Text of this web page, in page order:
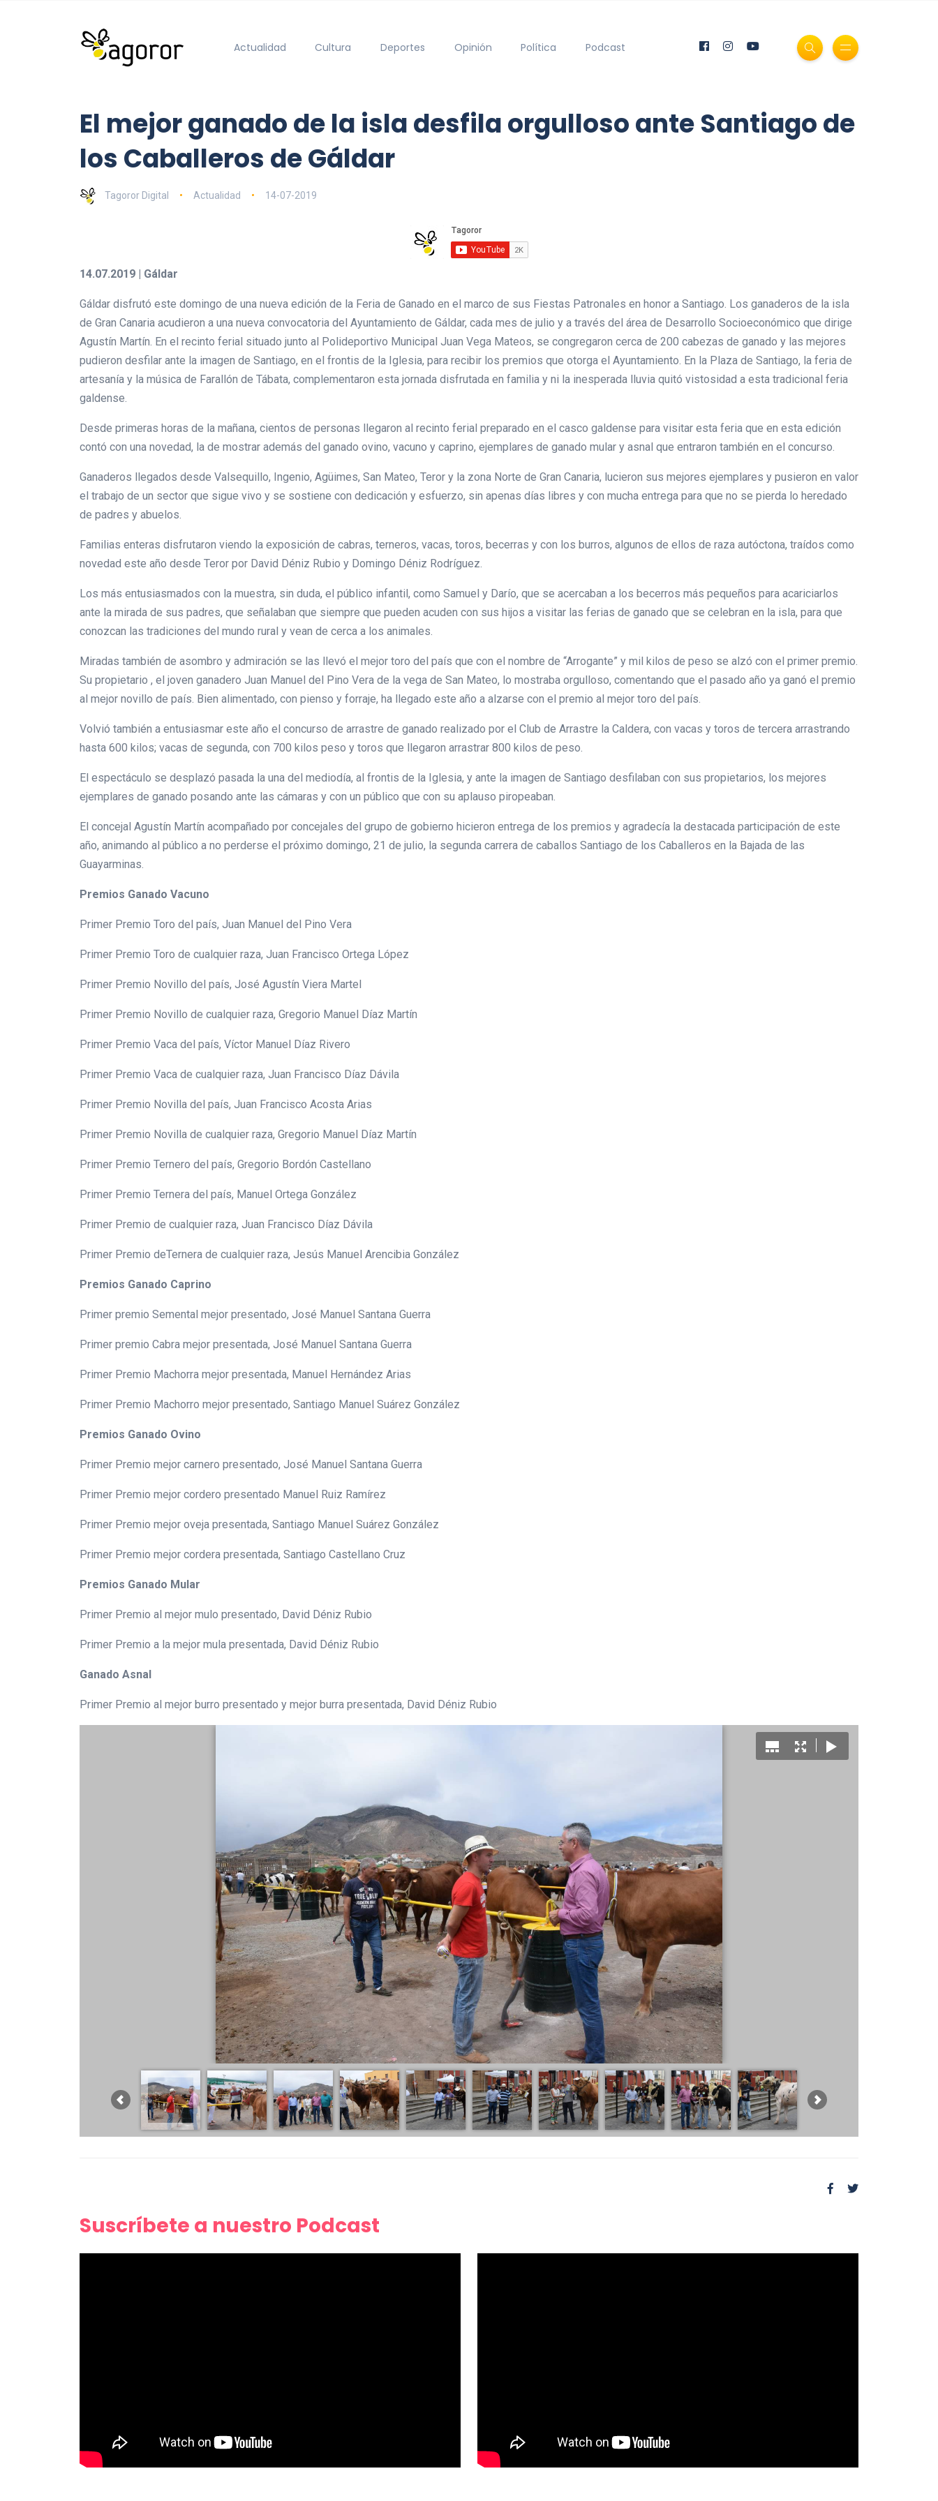
Actualidad Cultura Deportes Opinión Política Podcast
El mejor ganado de la isla desfila orgulloso ante Santiago de
los Caballeros de Gáldar
Tagoror Digital Actualidad 14-07-2019
14.07.2019 | Gáldar
Gáldar disfrutó este domingo de una nueva edición de la Feria de Ganado en el marco de sus Fiestas Patronales en honor a Santiago. Los ganaderos de la isla
de Gran Canaria acudieron a una nueva convocatoria del Ayuntamiento de Gáldar, cada mes de julio y a través del área de Desarrollo Socioeconómico que dirige
Agustín Martín. En el recinto ferial situado junto al Polideportivo Municipal Juan Vega Mateos, se congregaron cerca de 200 cabezas de ganado y las mejores
pudieron desfilar ante la imagen de Santiago, en el frontis de la Iglesia, para recibir los premios que otorga el Ayuntamiento. En la Plaza de Santiago, la feria de
artesanía y la música de Farallón de Tábata, complementaron esta jornada disfrutada en familia y ni la inesperada lluvia quitó vistosidad a esta tradicional feria
galdense.
Desde primeras horas de la mañana, cientos de personas llegaron al recinto ferial preparado en el casco galdense para visitar esta feria que en esta edición
contó con una novedad, la de mostrar además del ganado ovino, vacuno y caprino, ejemplares de ganado mular y asnal que entraron también en el concurso.
Ganaderos llegados desde Valsequillo, Ingenio, Agüimes, San Mateo, Teror y la zona Norte de Gran Canaria, lucieron sus mejores ejemplares y pusieron en valor
el trabajo de un sector que sigue vivo y se sostiene con dedicación y esfuerzo, sin apenas días libres y con mucha entrega para que no se pierda lo heredado
de padres y abuelos.
Familias enteras disfrutaron viendo la exposición de cabras, terneros, vacas, toros, becerras y con los burros, algunos de ellos de raza autóctona, traídos como
novedad este año desde Teror por David Déniz Rubio y Domingo Déniz Rodríguez.
Los más entusiasmados con la muestra, sin duda, el público infantil, como Samuel y Darío, que se acercaban a los becerros más pequeños para acariciarlos
ante la mirada de sus padres, que señalaban que siempre que pueden acuden con sus hijos a visitar las ferias de ganado que se celebran en la isla, para que
conozcan las tradiciones del mundo rural y vean de cerca a los animales.
Miradas también de asombro y admiración se las llevó el mejor toro del país que con el nombre de “Arrogante” y mil kilos de peso se alzó con el primer premio.
Su propietario , el joven ganadero Juan Manuel del Pino Vera de la vega de San Mateo, lo mostraba orgulloso, comentando que el pasado año ya ganó el premio
al mejor novillo de país. Bien alimentado, con pienso y forraje, ha llegado este año a alzarse con el premio al mejor toro del país.
Volvió también a entusiasmar este año el concurso de arrastre de ganado realizado por el Club de Arrastre la Caldera, con vacas y toros de tercera arrastrando
hasta 600 kilos; vacas de segunda, con 700 kilos peso y toros que llegaron arrastrar 800 kilos de peso.
El espectáculo se desplazó pasada la una del mediodía, al frontis de la Iglesia, y ante la imagen de Santiago desfilaban con sus propietarios, los mejores
ejemplares de ganado posando ante las cámaras y con un público que con su aplauso piropeaban.
El concejal Agustín Martín acompañado por concejales del grupo de gobierno hicieron entrega de los premios y agradecía la destacada participación de este
año, animando al público a no perderse el próximo domingo, 21 de julio, la segunda carrera de caballos Santiago de los Caballeros en la Bajada de las
Guayarminas.
Premios Ganado Vacuno
Primer Premio Toro del país, Juan Manuel del Pino Vera
Primer Premio Toro de cualquier raza, Juan Francisco Ortega López
Primer Premio Novillo del país, José Agustín Viera Martel
Primer Premio Novillo de cualquier raza, Gregorio Manuel Díaz Martín
Primer Premio Vaca del país, Víctor Manuel Díaz Rivero
Primer Premio Vaca de cualquier raza, Juan Francisco Díaz Dávila
Primer Premio Novilla del país, Juan Francisco Acosta Arias
Primer Premio Novilla de cualquier raza, Gregorio Manuel Díaz Martín
Primer Premio Ternero del país, Gregorio Bordón Castellano
Primer Premio Ternera del país, Manuel Ortega González
Primer Premio de cualquier raza, Juan Francisco Díaz Dávila
Primer Premio deTernera de cualquier raza, Jesús Manuel Arencibia González
Premios Ganado Caprino
Primer premio Semental mejor presentado, José Manuel Santana Guerra
Primer premio Cabra mejor presentada, José Manuel Santana Guerra
Primer Premio Machorra mejor presentada, Manuel Hernández Arias
Primer Premio Machorro mejor presentado, Santiago Manuel Suárez González
Premios Ganado Ovino
Primer Premio mejor carnero presentado, José Manuel Santana Guerra
Primer Premio mejor cordero presentado Manuel Ruiz Ramírez
Primer Premio mejor oveja presentada, Santiago Manuel Suárez González
Primer Premio mejor cordera presentada, Santiago Castellano Cruz
Premios Ganado Mular
Primer Premio al mejor mulo presentado, David Déniz Rubio
Primer Premio a la mejor mula presentada, David Déniz Rubio
Ganado Asnal
Primer Premio al mejor burro presentado y mejor burra presentada, David Déniz Rubio
Suscríbete a nuestro Podcast